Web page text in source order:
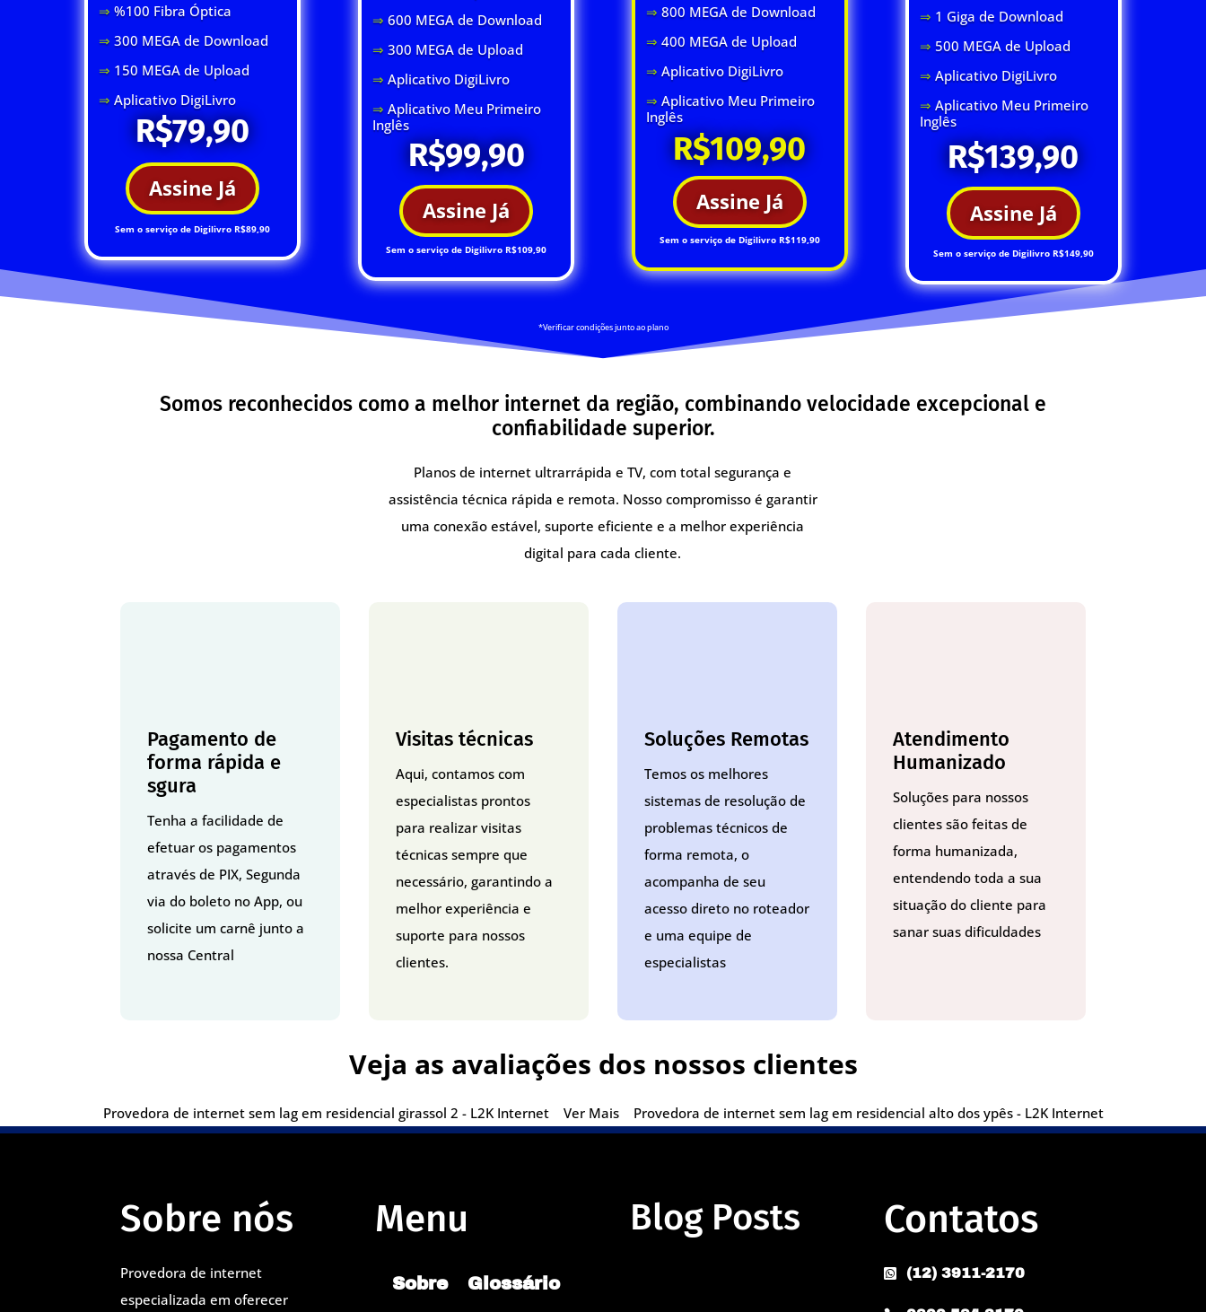
⇒ %100 Fibra Óptica
⇒ 300 MEGA de Download
⇒ 150 MEGA de Upload
⇒Aplicativo DigiLivro
R$79,90
Assine Já
Sem o serviço de Digilivro R$89,90
⇒ 600 MEGA de Download
⇒ 300 MEGA de Upload
⇒ Aplicativo DigiLivro
⇒ Aplicativo Meu Primeiro
Inglês
R$99,90
Assine Já
Sem o serviço de Digilivro R$109,90
⇒ 800 MEGA de Download
⇒ 400 MEGA de Upload
⇒ Aplicativo DigiLivro
⇒ Aplicativo Meu Primeiro
Inglês
R$109,90
Assine Já
Sem o serviço de Digilivro R$119,90
⇒ 1 Giga de Download
⇒ 500 MEGA de Upload
⇒ Aplicativo DigiLivro
⇒ Aplicativo Meu Primeiro
Inglês
R$139,90
Assine Já
Sem o serviço de Digilivro R$149,90
*Verificar condições junto ao plano
Somos reconhecidos como a melhor internet da região, combinando velocidade excepcional e
confiabilidade superior.
Planos de internet ultrarrápida e TV, com total segurança e
assistência técnica rápida e remota. Nosso compromisso é garantir
uma conexão estável, suporte eficiente e a melhor experiência
digital para cada cliente.
Pagamento de
forma rápida e
sgura
Tenha a facilidade de
efetuar os pagamentos
através de PIX, Segunda
via do boleto no App, ou
solicite um carnê junto a
nossa Central
Visitas técnicas
Aqui, contamos com
especialistas prontos
para realizar visitas
técnicas sempre que
necessário, garantindo a
melhor experiência e
suporte para nossos
clientes.
Soluções Remotas
Temos os melhores
sistemas de resolução de
problemas técnicos de
forma remota, o
acompanha de seu
acesso direto no roteador
e uma equipe de
especialistas
Atendimento
Humanizado
Soluções para nossos
clientes são feitas de
forma humanizada,
entendendo toda a sua
situação do cliente para
sanar suas dificuldades
Veja as avaliações dos nossos clientes
Provedora de internet sem lag em residencial girassol 2 - L2K Internet Ver Mais Provedora de internet sem lag em residencial alto dos ypês - L2K Internet
Sobre nós
Provedora de internet
especializada em oferecer
Menu
Sobre Glossário
Blog Posts Contatos
 (12) 3911-2170